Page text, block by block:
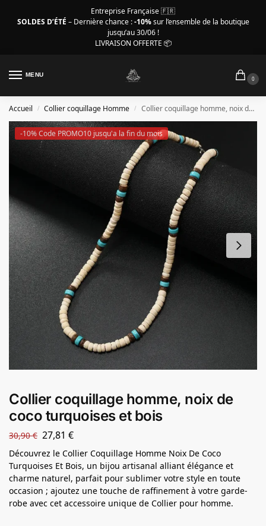
Entreprise Française 🇫🇷
SOLDES D’ÉTÉ – Dernière chance :-10%sur l’ensemble de la boutique
jusqu’au 30/06 !
LIVRAISON OFFERTE 📦
MENU
0
Accueil / Collier coquillage Homme / Collier coquillage homme, noix de coco turquoises et bois
-10% Code PROMO10 jusqu'a la fin du mois
Collier coquillage homme, noix de
coco turquoises et bois
30,90€ 27,81 €
Découvrez le Collier Coquillage Homme Noix De Coco
Turquoises Et Bois, un bijou artisanal alliant élégance et
charme naturel, parfait pour sublimer votre style en toute
occasion ; ajoutez une touche de raffinement à votre garde-
robe avec cet accessoire unique de Collier pour homme.